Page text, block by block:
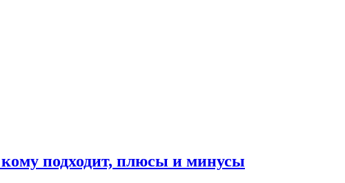
подходит, плюсы и минусы